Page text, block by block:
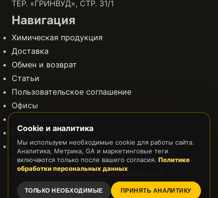
ТЕР. «ГРИНВУД», СТР. 31/1
Навигация
Химическая продукция
Доставка
Обмен и возврат
Статьи
Пользовательское соглашение
Офисы
Как добраться
FAQ
© 2022 GEARTECH SOLUTIONS LIMITED. Все
права защищены. Политика обработки
персональных данных
Cookie и аналитика
Мы используем необходимые cookie для работы сайта.
Аналитика, Метрика, GA и маркетинговые теги
включаются только после вашего согласия. Политике
обработки персональных данных
ТОЛЬКО НЕОБХОДИМЫЕ ПРИНЯТЬ АНАЛИТИКУ